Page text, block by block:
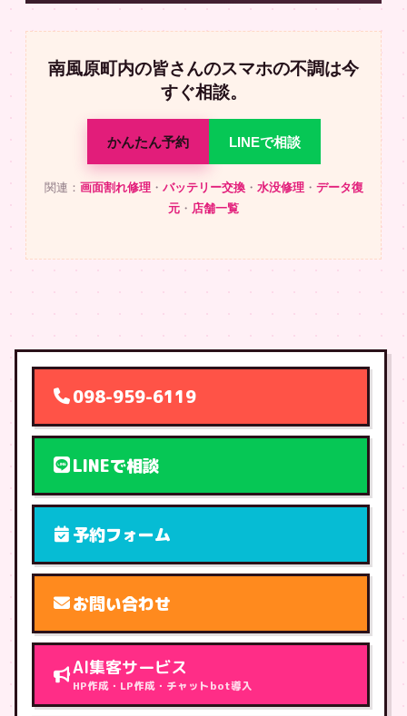
南風原町内の皆さんのスマホの不調は今
すぐ相談。
かんたん予約 LINEで相談
関連： 画面割れ修理・ バッテリー交換・ 水没修理・ データ復
元 ・ 店舗一覧
098-959-6119
LINEで相談
予約フォーム
お問い合わせ
AI集客サービス
HP作成・LP作成・チャットbot導入